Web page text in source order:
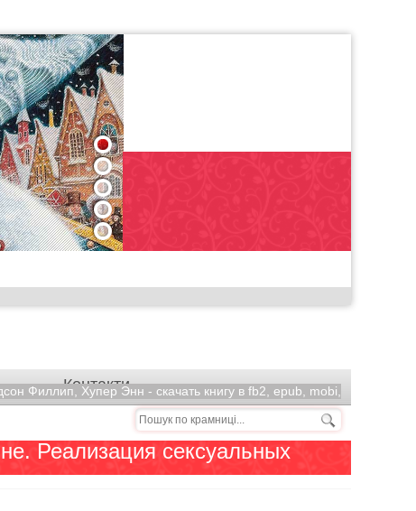
1
2
3
4
5
Контакти
Филлип, Хупер Энн - скачать книгу в fb2, epub, mobi,
Реализация сексуальных